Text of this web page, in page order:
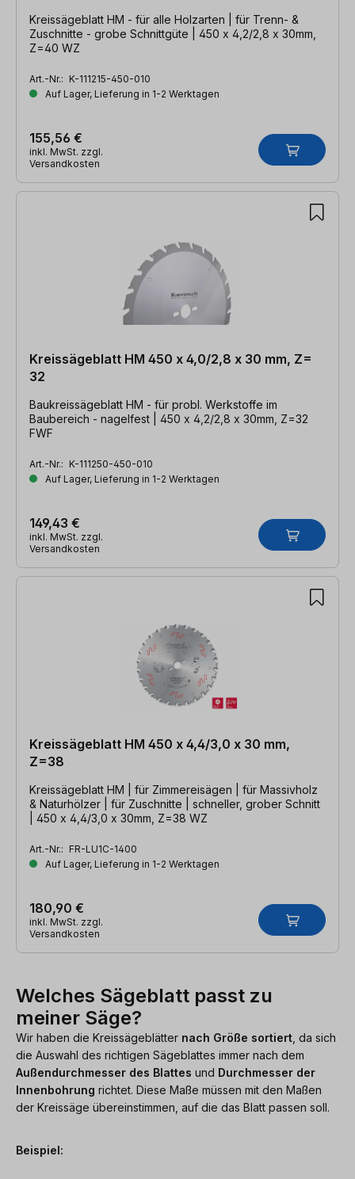
Kreissägeblatt HM - für alle Holzarten | für Trenn- &
Zuschnitte - grobe Schnittgüte | 450 x 4,2/2,8 x 30mm,
Z=40 WZ
Art.-Nr.: K-111215-450-010
Auf Lager, Lieferung in 1-2 Werktagen
155,56 €
inkl. MwSt. zzgl.
Versandkosten
Kreissägeblatt HM 450 x 4,0/2,8 x 30 mm, Z=
32
Baukreissägeblatt HM - für probl. Werkstoffe im
Baubereich - nagelfest | 450 x 4,2/2,8 x 30mm, Z=32
FWF
Art.-Nr.: K-111250-450-010
Auf Lager, Lieferung in 1-2 Werktagen
149,43 €
inkl. MwSt. zzgl.
Versandkosten
Kreissägeblatt HM 450 x 4,4/3,0 x 30 mm,
Z=38
Kreissägeblatt HM | für Zimmereisägen | für Massivholz
& Naturhölzer | für Zuschnitte | schneller, grober Schnitt
| 450 x 4,4/3,0 x 30mm, Z=38 WZ
Art.-Nr.: FR-LU1C-1400
Auf Lager, Lieferung in 1-2 Werktagen
180,90 €
inkl. MwSt. zzgl.
Versandkosten
Welches Sägeblatt passt zu
meiner Säge?
Wir haben die Kreissägeblätter nach Größe sortiert , da sich
die Auswahl des richtigen Sägeblattes immer nach dem
Außendurchmesser des Blattes und Durchmesser der
Innenbohrung richtet. Diese Maße müssen mit den Maßen
der Kreissäge übereinstimmen, auf die das Blatt passen soll.
Beispiel: